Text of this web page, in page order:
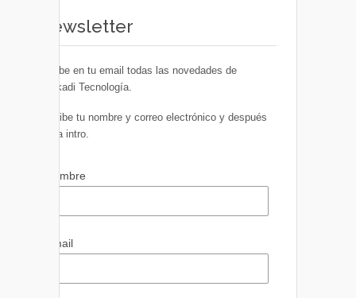
Newsletter
Recibe en tu email todas las novedades de
Euskadi Tecnología.
Escribe tu nombre y correo electrónico y después
pulsa intro.
Nombre
Email